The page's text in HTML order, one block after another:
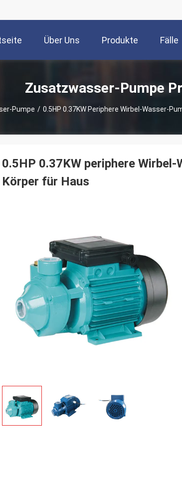
Über Uns Produkte Fälle
Zusatzwasser-Pumpe
Pumpe / 0.5HP 0.37KW Periphere Wirbel-Wasser-
0.5HP 0.37KW periphere
Körper für Haus